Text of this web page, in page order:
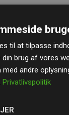
effekt,
fra hjemmesiden.
– en
kan læse mere
til at tilpasse
brug af vores
med andre
Privatlivspolitik